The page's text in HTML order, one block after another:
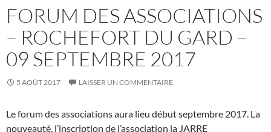
FORUM DES ASSOCIATIONS
– ROCHEFORT DU GARD –
09 SEPTEMBRE 2017
5 AOÛT 2017 LAISSER UN COMMENTAIRE
Le forum des associations aura lieu début septembre 2017. La
nouveauté, l’inscription de l’association la JARRE